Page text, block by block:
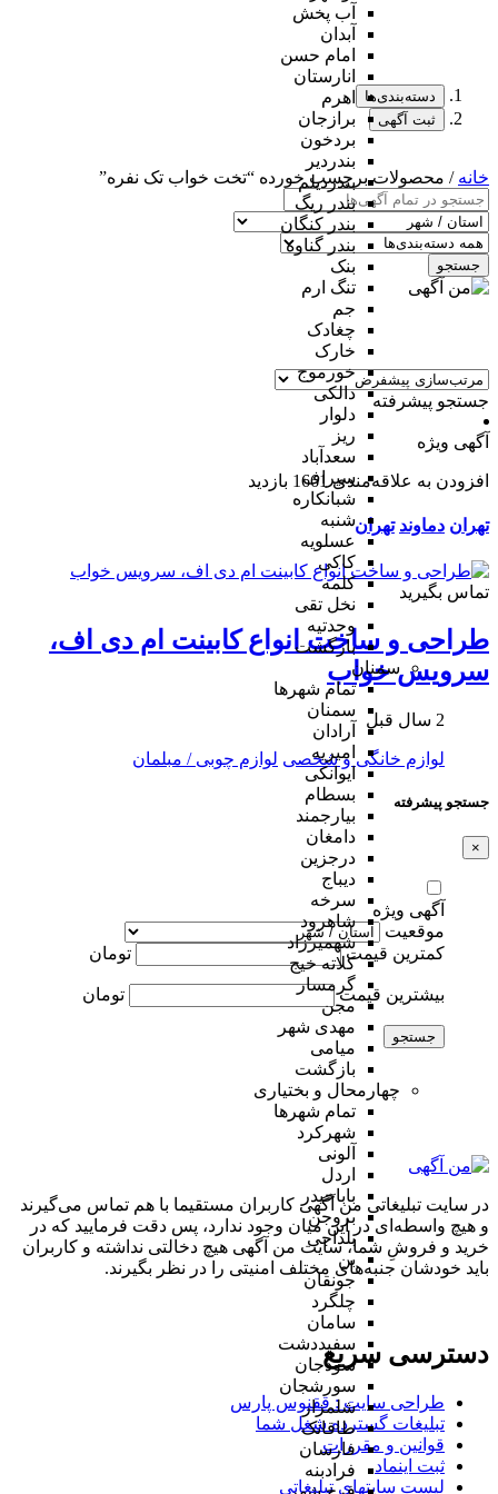
آب پخش
آبدان
امام حسن
انارستان
اهرم
برازجان
بردخون
بندردیر
بندردیلم
بندر ریگ
بندر کنگان
بندر گناوه
بنک
تنگ ارم
جم
چغادک
خارک
خورموج
دالکی
دلوار
ریز
سعدآباد
سیراف
شبانکاره
شنبه
عسلویه
کاکی
کلمه
نخل تقی
وحدتیه
بازگشت
سمنان
تمام شهر‌ها
سمنان
آرادان
امیریه
ایوانکی
بسطام
بیارجمند
دامغان
درجزین
دیباج
سرخه
شاهرود
شهمیرزاد
کلاته خیج
گرمسار
مجن
مهدی شهر
میامی
بازگشت
چهارمحال و بختیاری
تمام شهر‌ها
شهرکرد
آلونی
اردل
باباحیدر
بروجن
بلداجی
بن
جونقان
چلگرد
سامان
سفیددشت
سودجان
سورشجان
شلمزار
طاقانک
فارسان
فرادبنه
دسته‌بندی‌ها
ثبت آگهی
خانه / محصولات برچسب خورده “تخت خواب تک نفره”
جستجو
جستجو پیشرفته
آگهی ویژه
افزودن به علاقه‌مندی 1661 بازدید
تهران دماوند تهران
تماس بگیرید
طراحی و ساخت انواع کابینت ام دی اف،
سرویس خواب
2 سال قبل
لوازم خانگی و شخصی لوازم چوبی / مبلمان
جستجو پیشرفته
×
آگهی ویژه
موقعیت
کمترین قیمت
تومان
بیشترین قیمت تومان
جستجو
در سایت تبلیغاتی من آگهی کاربران مستقیما با هم تماس می‌گیرند
و هیچ واسطه‌ای در این میان وجود ندارد، پس دقت فرمایید که در
خرید و فروشِ شما، سایت من آگهی هیچ دخالتی نداشته و کاربران
باید خودشان جنبه‌های مختلف امنیتی را در نظر بگیرند.
دسترسی سریع
طراحی سایت :‌ ققنوس پارس
تبلیغات گسترده شغل شما
قوانین و مقررات
ثبت اینماد
لیست سایتهای تبلیغاتی